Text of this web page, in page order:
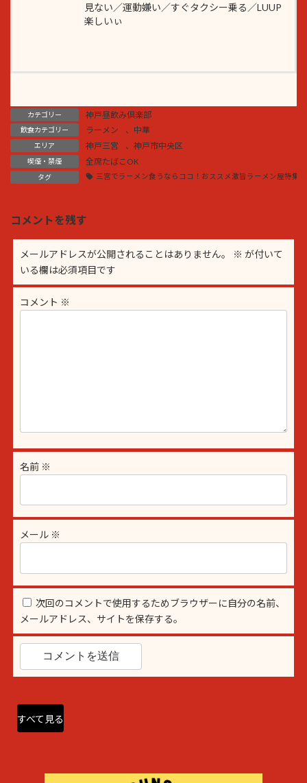
見ない／運動嫌い／すぐタクシー乗る／LUUP
楽しいぃ
カテゴリー 神戸昼飲み倶楽部
飲食カテゴリー ラーメン 、 中華
エリア 神戸三宮 、 神戸市中央区
喫煙・禁煙 全席たばこOK
タグ 三宮でラーメン食うならココ！おススメ激旨ラーメン屋特集
コメントを残す
メールアドレスが公開されることはありません。 ※ が付いて
いる欄は必須項目です
コメント ※
名前 ※
メール ※
次回のコメントで使用するためブラウザーに自分の名前、
メールアドレス、サイトを保存する。
すべて見る